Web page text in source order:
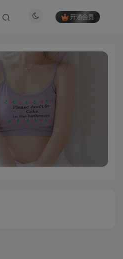
开通会员